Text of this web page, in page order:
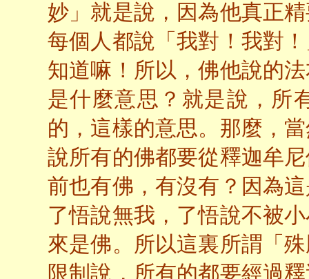
妙」就是說，因為他真正
每個人都說「我對！我對
知道嘛！所以，佛他說的
是什麼意思？就是說，所
的，這樣的意思。那麼，
說所有的佛都要從釋迦牟
前也有佛，有沒有？因為
了悟說無我，了悟說不被
來是佛。所以這裏所謂「
限制說，所有的都要經過